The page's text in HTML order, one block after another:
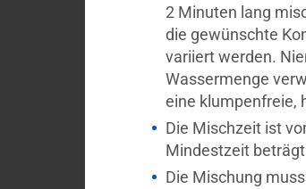
2 Minuten lang
die gewünschte
variiert werden.
Wassermenge
eine klumpenfreie,
Die Mischzeit ist
Mindestzeit
Die Mischung